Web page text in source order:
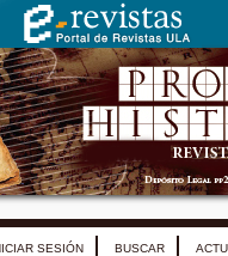
SESIÓN BUSCAR